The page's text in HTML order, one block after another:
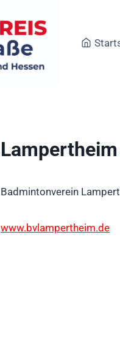
Badmintonverein
www.bvlampertheim.de